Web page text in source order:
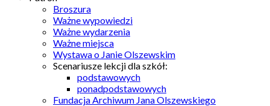
Broszura
Ważne wypowiedzi
Ważne wydarzenia
Ważne miejsca
Wystawa o Janie Olszewskim
Scenariusze lekcji dla szkół:
podstawowych
ponadpodstawowych
Fundacja Archiwum Jana Olszewskiego